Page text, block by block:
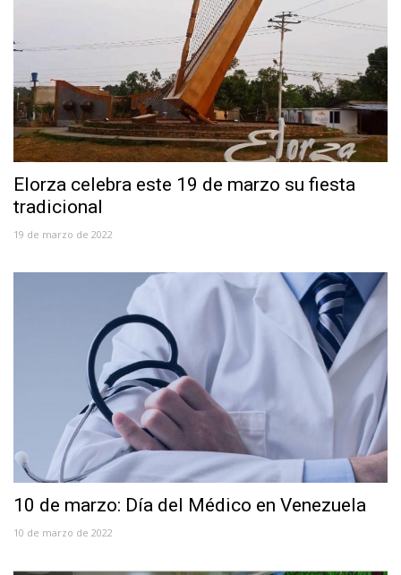
Elorza celebra este 19 de marzo su fiesta
tradicional
19 de marzo de 2022
10 de marzo: Día del Médico en Venezuela
10 de marzo de 2022